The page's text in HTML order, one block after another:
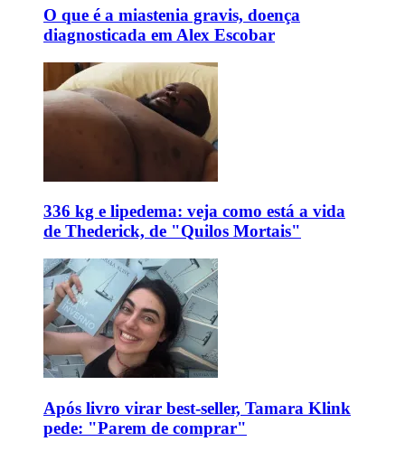
O que é a miastenia gravis, doença
diagnosticada em Alex Escobar
336 kg e lipedema: veja como está a vida
de Thederick, de "Quilos Mortais"
Após livro virar best-seller, Tamara Klink
pede: "Parem de comprar"